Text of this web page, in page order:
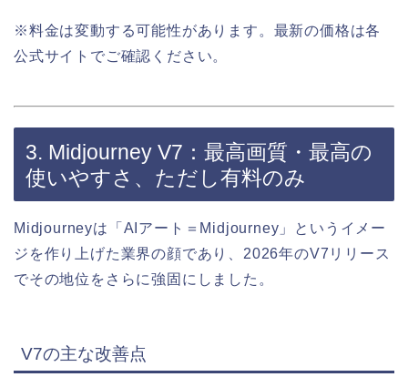
※料金は変動する可能性があります。最新の価格は各
公式サイトでご確認ください。
3. Midjourney V7：最高画質・最高の
使いやすさ、ただし有料のみ
Midjourneyは「AIアート＝Midjourney」というイメー
ジを作り上げた業界の顔であり、2026年のV7リリース
でその地位をさらに強固にしました。
V7の主な改善点